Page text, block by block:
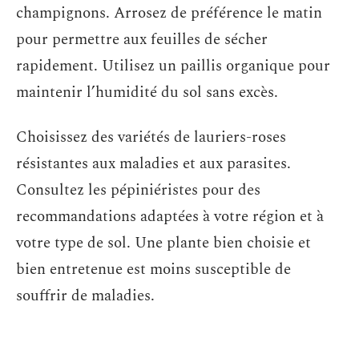
champignons. Arrosez de préférence le matin
pour permettre aux feuilles de sécher
rapidement. Utilisez un paillis organique pour
maintenir l’humidité du sol sans excès.
Choisissez des variétés de lauriers-roses
résistantes aux maladies et aux parasites.
Consultez les pépiniéristes pour des
recommandations adaptées à votre région et à
votre type de sol. Une plante bien choisie et
bien entretenue est moins susceptible de
souffrir de maladies.